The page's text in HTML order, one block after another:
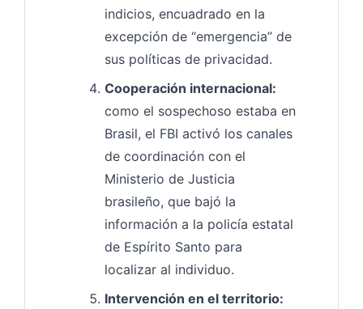
indicios, encuadrado en la
excepción de “emergencia” de
sus políticas de privacidad.
Cooperación internacional:
como el sospechoso estaba en
Brasil, el FBI activó los canales
de coordinación con el
Ministerio de Justicia
brasileño, que bajó la
información a la policía estatal
de Espírito Santo para
localizar al individuo.
Intervención en el territorio: